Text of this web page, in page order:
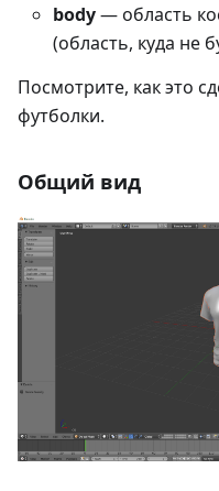
body— область
(область, куда не
Посмотрите, как это
футболки.
Общий вид